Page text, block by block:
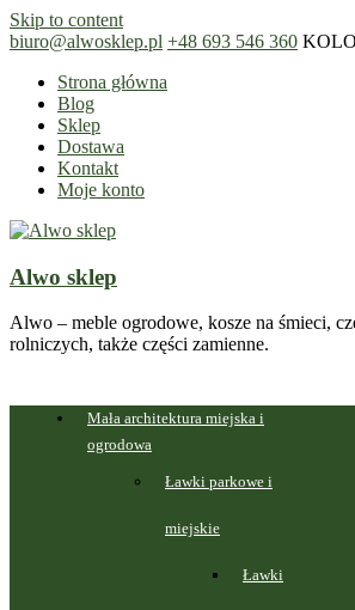
Skip to content
biuro@alwosklep.pl +48 693 546 360
Strona główna
Blog
Sklep
Dostawa
Kontakt
Moje konto
Alwo sklep
Alwo – meble ogrodowe, kosze na śmieci,
rolniczych, także części zamienne.
Mała architektura miejska i
ogrodowa
Ławki parkowe i
miejskie
Ławki